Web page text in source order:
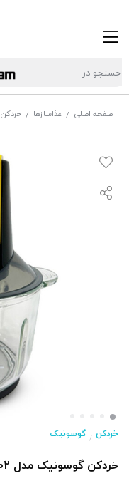
صفحه اصلی / غذاسازها / خردکن
خردکن / گوسونیک
خردکن گوسونیک مدل GSC 602